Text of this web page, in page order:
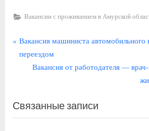
Вакансии с проживанием в Амурской
Навигация
по
П
р
д
у
Вакансия машиниста автомобильного
переездом
С
д
у
Вакансия от работодателя —
Связанные записи